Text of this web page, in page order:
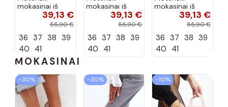
mokasinai iš
dirbtinės
zomšos, rudos
39,13 €
55,90 €
36 37 38 39
40 41
mokasinai iš
dirbtinės
zomšos, molio
39,13 €
55,90 €
36 37 38 39
40 41
mokasinai iš
dirbtinės
zomšos, smėlio
39,13 €
55,90 €
36 37 38 39
40 41
MOKASINAI
−30% −30% −10%